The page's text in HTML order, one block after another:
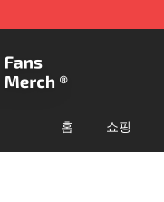
홈 쇼핑